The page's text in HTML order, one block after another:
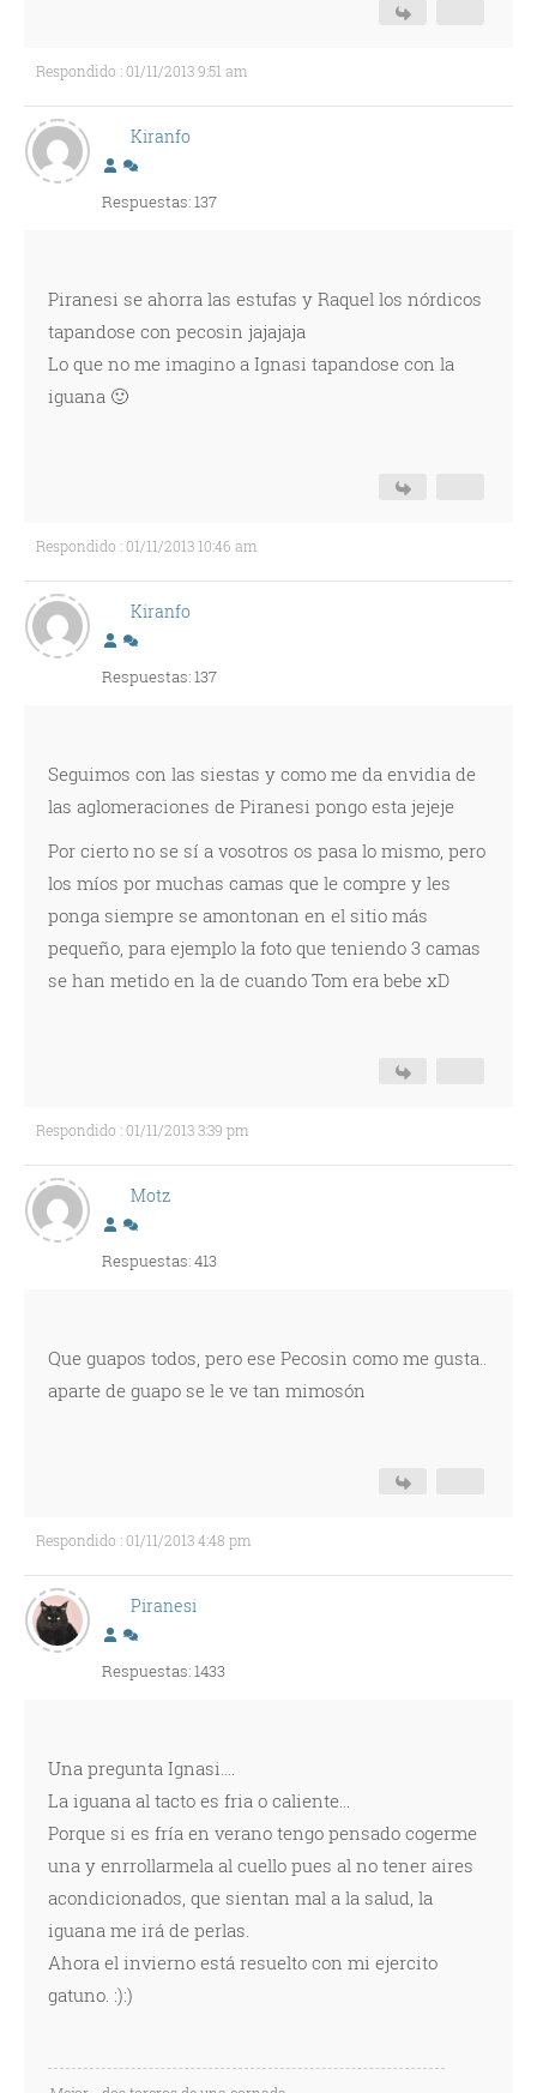
Respondido : 01/11/2013 9:51 am
Kiranfo
Respuestas: 137
Piranesi se ahorra las estufas y Raquel los nórdicos
tapandose con pecosin jajajaja
Lo que no me imagino a Ignasi tapandose con la
iguana 🙂
Respondido : 01/11/2013 10:46 am
Kiranfo
Respuestas: 137
Seguimos con las siestas y como me da envidia de
las aglomeraciones de Piranesi pongo esta jejeje
Por cierto no se sí a vosotros os pasa lo mismo, pero
los míos por muchas camas que le compre y les
ponga siempre se amontonan en el sitio más
pequeño, para ejemplo la foto que teniendo 3 camas
se han metido en la de cuando Tom era bebe xD
Respondido : 01/11/2013 3:39 pm
Motz
Respuestas: 413
Que guapos todos, pero ese Pecosin como me gusta..
aparte de guapo se le ve tan mimosón
Respondido : 01/11/2013 4:48 pm
Piranesi
Respuestas: 1433
Una pregunta Ignasi....
La iguana al tacto es fria o caliente...
Porque si es fría en verano tengo pensado cogerme
una y enrrollarmela al cuello pues al no tener aires
acondicionados, que sientan mal a la salud, la
iguana me irá de perlas.
Ahora el invierno está resuelto con mi ejercito
gatuno. :):)